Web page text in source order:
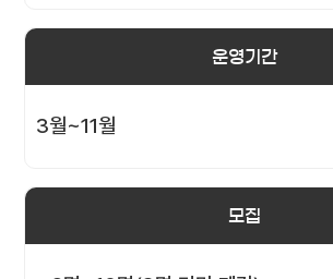
운영기간
3월~11월
모집